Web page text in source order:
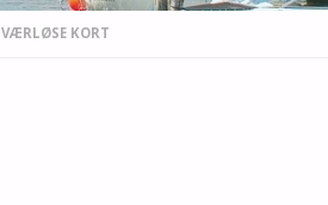
VÆRLØSE KORT